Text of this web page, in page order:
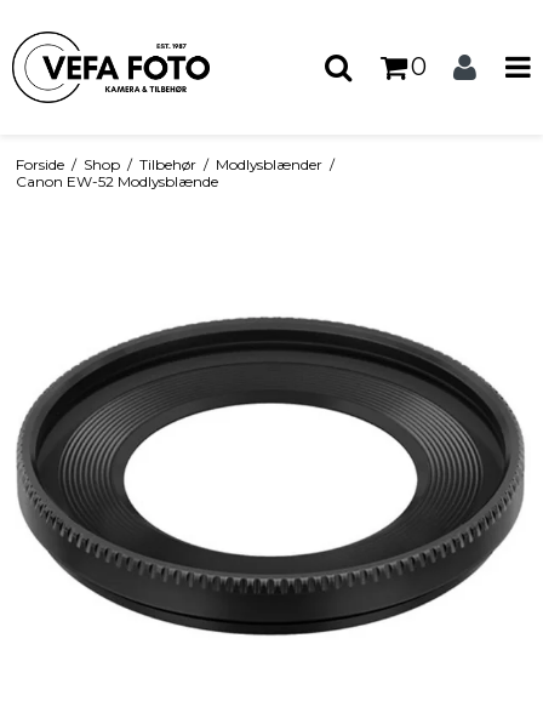
0
Forside / Shop / Tilbehør / Modlysblænder /
Canon EW-52 Modlysblænde